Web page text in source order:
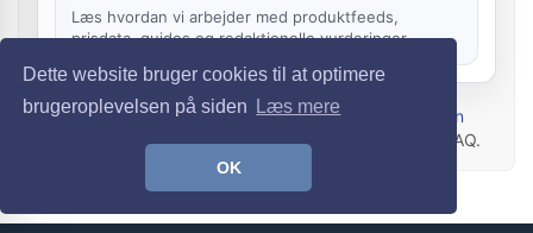
Dette website bruger cookies til at optimere
brugeroplevelsen på siden
Læs mere
OK
Læs hvordan vi arbejder med produktfeeds,
prisdata, guides og redaktionelle vurderinger.
Relevante emner: Overblik før næste køb:
Guide til den
— og tjekhvad der trender nu i vores FAQ.